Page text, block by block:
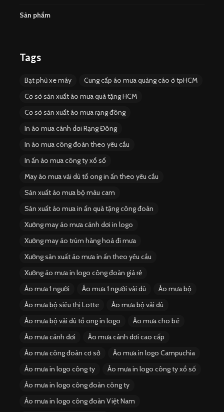
Sản phẩm
Tags
Bạt phủ xe máy
Cung cấp áo mưa quảng cáo ở tpHCM
Cơ sở sản xuất áo mưa quà tặng HCM
Cơ sở sản xuất áo mưa rạng đông
In áo mưa cánh dơi Rạng Đông
In áo mưa công đoàn theo yêu cầu
In ấn áo mưa công ty xổ số
May áo mưa vải dù tổ ong in ấn theo yêu cầu
Sản xuất áo mưa bộ màu cam
Sản xuất áo mưa in ấn quà tặng công đoàn
Xưởng may áo mưa cánh dơi in logo
Xưởng may áo trùm hàng hoá đi mưa
Xưởng sản xuất áo mưa in ấn theo yêu cầu
Xưởng áo mưa in logo công đoàn giá rẻ
Áo mưa 1 người
Áo mưa 1 người vải dù
Áo mưa bộ
Áo mưa bộ siêu thị Lotte
Áo mưa bộ vải dù
Áo mưa bộ vải dù tổ ong in logo
Áo mưa cho bé
Áo mưa cánh dơi
Áo mưa cánh dơi cao cấp
Áo mưa công đoàn cơ sở
Áo mưa in logo Campuchia
Áo mưa in logo công ty
Áo mưa in logo công ty xổ số
Áo mưa in logo công đoàn công ty
Áo mưa in logo công đoàn Việt Nam